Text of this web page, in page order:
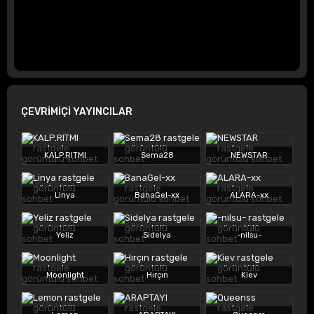
ÇEVRİMİÇİ YAYINCILAR
KALP.RITMI Sema28 NEWSTAR
Linya BanaGel-xx ALARA-xx
Yeliz Sidelya -nilsu-
Moonlight Hırçın Kiev